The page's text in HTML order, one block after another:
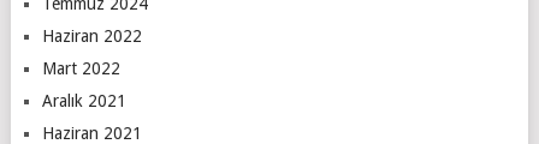
Haziran 2022
Mart 2022
Aralık 2021
Haziran 2021